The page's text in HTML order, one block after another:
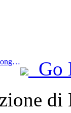
Prev:L'hotel svizzero di Pechino Hong Kong Macao Center è stato recentemente aperto
Go
di